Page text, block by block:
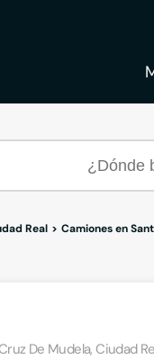
Real Camiones en
De Mudela, Ciudad